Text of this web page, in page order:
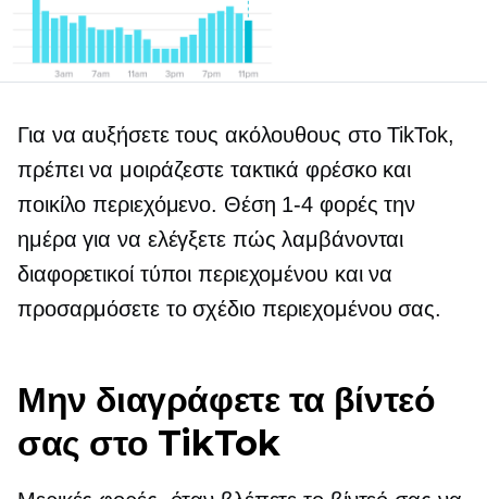
Για να αυξήσετε τους ακόλουθους στο TikTok,
πρέπει να μοιράζεστε τακτικά φρέσκο ​​και
ποικίλο περιεχόμενο. Θέση 1-4 φορές την
ημέρα για να ελέγξετε πώς λαμβάνονται
διαφορετικοί τύποι περιεχομένου και να
προσαρμόσετε το σχέδιο περιεχομένου σας.
Μην διαγράφετε τα βίντεό
σας στο TikTok